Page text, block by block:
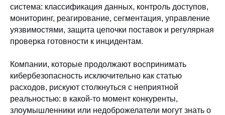
система: классификация данных, контроль доступов,
мониторинг, реагирование, сегментация, управление
уязвимостями, защита цепочки поставок и регулярная
проверка готовности к инцидентам.
Компании, которые продолжают воспринимать
кибербезопасность исключительно как статью
расходов, рискуют столкнуться с неприятной
реальностью: в какой-то момент конкуренты,
злоумышленники или недоброжелатели могут знать о